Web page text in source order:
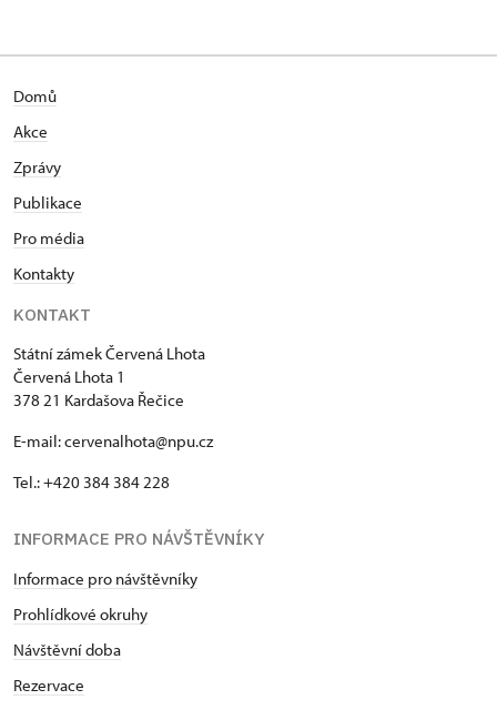
Domů
Akce
Zprávy
Publikace
Pro média
Kontakty
KONTAKT
Státní zámek Červená Lhota
Červená Lhota 1
378 21 Kardašova Řečice
E-mail: cervenalhota@npu.cz
Tel.: +420 384 384 228
INFORMACE PRO NÁVŠTĚVNÍKY
Informace pro návštěvníky
Prohlídkové okruhy
Návštěvní doba
Rezervace